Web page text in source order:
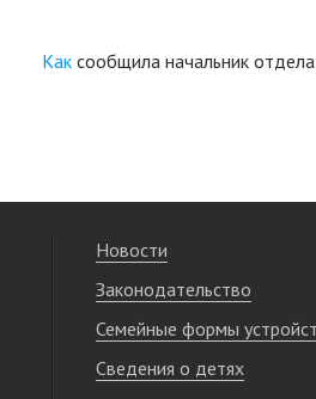
Как сообщила начальник
Новости
Законодательство
Семейные формы
Сведения о детях